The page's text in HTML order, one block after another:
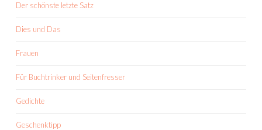
Der schönste letzte Satz
Dies und Das
Frauen
Für Buchtrinker und Seitenfresser
Gedichte
Geschenktipp